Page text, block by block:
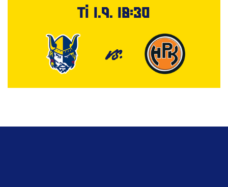
Ti 1.9. 18:30
VS.